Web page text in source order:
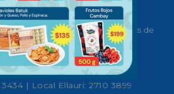
ayuda?
08:30 a 21:00 horas y Domingos de
Montevideo
| Local Ellauri: 2710 3899